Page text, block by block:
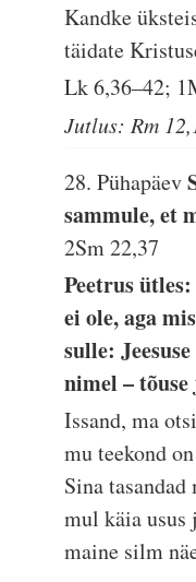
Kandke
täidate
Lk 6,36–42;
Jutlus: Rm
28. Pühapäev
sammule, et
2Sm 22,37
Peetrus
ei ole, aga
sulle:
nimel –
Issand, ma
mu teekond
Sina
mul käia usus
maine silm